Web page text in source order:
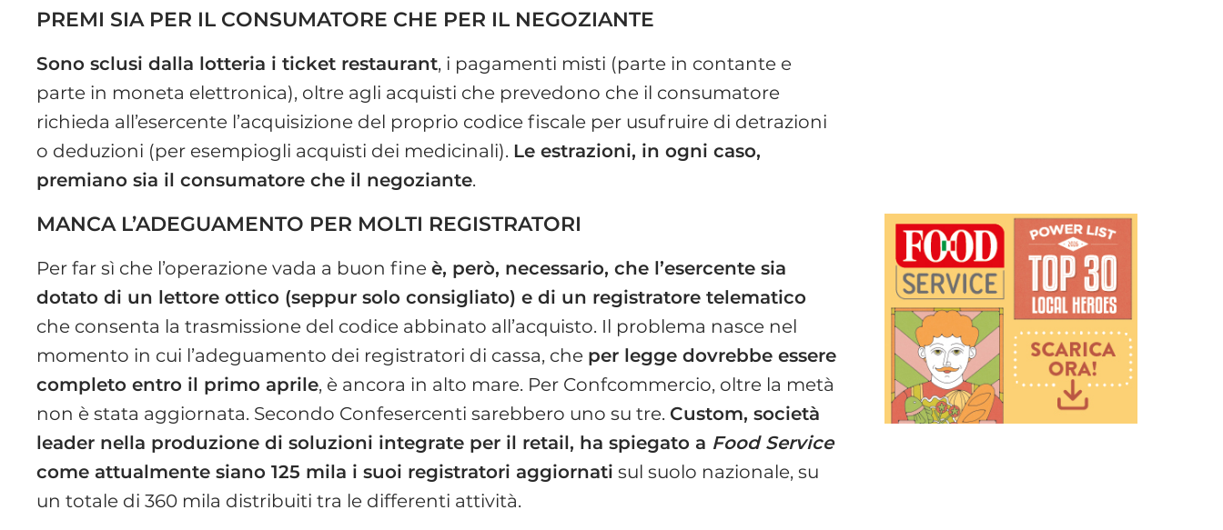
PREMI SIA PER IL CONSUMATORE CHE PER IL NEGOZIANTE
Sono sclusi dalla lotteria i ticket restaurant, i pagamenti misti (parte in contante e
parte in moneta elettronica), oltre agli acquisti che prevedono che il consumatore
richieda all’esercente l’acquisizione del proprio codice fiscale per usufruire di detrazioni
o deduzioni (per esempiogli acquisti dei medicinali). Le estrazioni, in ogni caso,
premiano sia il consumatore che il negoziante.
MANCA L’ADEGUAMENTO PER MOLTI REGISTRATORI
Per far sì che l’operazione vada a buon fineè, però, necessario, che l’esercente sia
dotato di un lettore ottico (seppur solo consigliato) e di un registratore telematico
che consenta la trasmissione del codice abbinato all’acquisto. Il problema nasce nel
momento in cui l’adeguamento dei registratori di cassa, che per legge dovrebbe essere
completo entro il primo aprile, è ancora in alto mare. Per Confcommercio, oltre la metà
non è stata aggiornata. Secondo Confesercenti sarebbero uno su tre. Custom, società
leader nella produzione di soluzioni integrate per il retail, ha spiegato a Food Service
come attualmente siano 125 mila i suoi registratori aggiornati sul suolo nazionale, su
un totale di 360 mila distribuiti tra le differenti attività.